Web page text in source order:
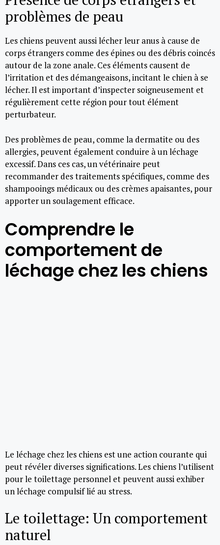
problèmes de peau
Les chiens peuvent aussi lécher leur anus à cause de
corps étrangers comme des épines ou des débris coincés
autour de la zone anale. Ces éléments causent de
l’irritation et des démangeaisons, incitant le chien à se
lécher. Il est important d’inspecter soigneusement et
régulièrement cette région pour tout élément
perturbateur.
Des problèmes de peau, comme la dermatite ou des
allergies, peuvent également conduire à un léchage
excessif. Dans ces cas, un vétérinaire peut
recommander des traitements spécifiques, comme des
shampooings médicaux ou des crèmes apaisantes, pour
apporter un soulagement efficace.
Comprendre le
comportement de
léchage chez les chiens
Le léchage chez les chiens est une action courante qui
peut révéler diverses significations. Les chiens l’utilisent
pour le toilettage personnel et peuvent aussi exhiber
un léchage compulsif lié au stress.
Le toilettage: Un comportement
naturel